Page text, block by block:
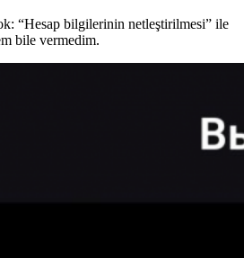
“Hesap bilgilerinin netleştirilmesi” ile
bile vermedim.